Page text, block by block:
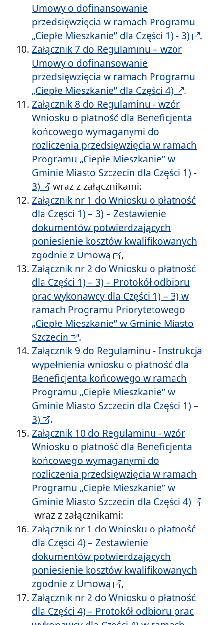
Umowy o dofinansowanie
przedsięwzięcia w ramach Programu
„Ciepłe Mieszkanie” dla Części 1) - 3)
.
Załącznik 7 do Regulaminu – wzór
Umowy o dofinansowanie
przedsięwzięcia w ramach Programu
„Ciepłe Mieszkanie” dla Części 4)
.
Załącznik 8 do Regulaminu - wzór
Wniosku o płatność dla Beneficjenta
końcowego wymaganymi do
rozliczenia przedsięwzięcia w ramach
Programu „Ciepłe Mieszkanie” w
Gminie Miasto Szczecin dla Części 1) -
3)
wraz z załącznikami:
Załącznik nr 1 do Wniosku o płatność
dla Części 1) – 3) – Zestawienie
dokumentów potwierdzających
poniesienie kosztów kwalifikowanych
zgodnie z Umową
,
Załącznik nr 2 do Wniosku o płatność
dla Części 1) – 3) – Protokół odbioru
prac wykonawcy dla Części 1) – 3) w
ramach Programu Priorytetowego
„Ciepłe Mieszkanie” w Gminie Miasto
Szczecin
.
Załącznik 9 do Regulaminu - Instrukcja
wypełnienia wniosku o płatność dla
Beneficjenta końcowego w ramach
Programu „Ciepłe Mieszkanie” w
Gminie Miasto Szczecin dla Części 1) –
3)
.
Załącznik 10 do Regulaminu - wzór
Wniosku o płatność dla Beneficjenta
końcowego wymaganymi do
rozliczenia przedsięwzięcia w ramach
Programu „Ciepłe Mieszkanie” w
Gminie Miasto Szczecin dla Części 4)
wraz z załącznikami:
Załącznik nr 1 do Wniosku o płatność
dla Części 4) – Zestawienie
dokumentów potwierdzających
poniesienie kosztów kwalifikowanych
zgodnie z Umową
,
Załącznik nr 2 do Wniosku o płatność
dla Części 4) – Protokół odbioru prac